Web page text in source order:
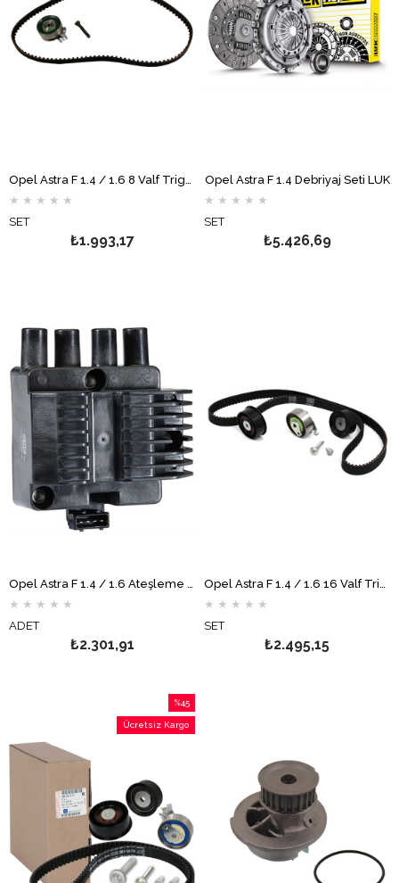
★ ★ ★ ★ ★
SET
₺1.993,17
Opel Astra F 1.4 Debriyaj Seti LUK
★ ★ ★ ★ ★
SET
₺5.426,69
Opel Astra F 1.4 / 1.6 Ateşleme Bobini HELLA
★ ★ ★ ★ ★
ADET
₺2.301,91
Opel Astra F 1.4 / 1.6 16 Valf Triger Seti GATES
★ ★ ★ ★ ★
SET
₺2.495,15
%45
İndirim
Ücretsiz Kargo